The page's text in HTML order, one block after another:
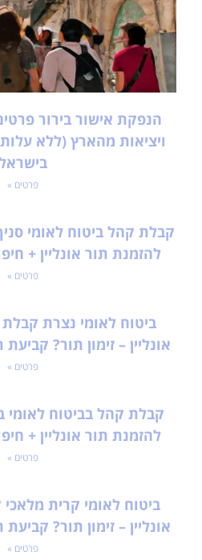
הנפקת אישור בירור
ויציאות מהארץ (ללא
פרטים »
קבלת קהל ביטוח לאומי
להזמנת תור אונליין +
פרטים »
ביטוח לאומי נצרת
אונליין – זימון תור?
פרטים »
קבלת קהל בביטוח לאומי
להזמנת תור אונליין +
פרטים »
ביטוח לאומי קרית
אונליין – זימון תור?
פרטים »